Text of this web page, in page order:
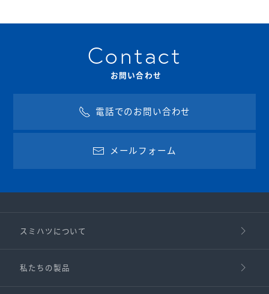
Contact
お問い合わせ
電話でのお問い合わせ
メールフォーム
スミハツについて
私たちの製品